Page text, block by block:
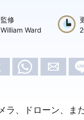
監修
William Ward
ラ、ドローン、ま